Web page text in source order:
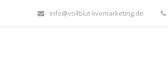
info@vollblut-livemarketing.de